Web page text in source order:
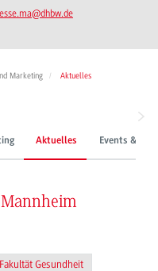
@dhbw.de
Marketing Aktuelles
Aktuelles Events &
Fakultät Gesundheit